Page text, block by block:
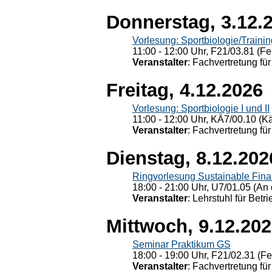
Donnerstag,
Vorlesung: Sportbiologie/
11:00 - 12:00 Uhr, F21/03.81
Veranstalter: Fachvertretung
Freitag, 4.12.2026
Vorlesung: Sportbiologie I und II
11:00 - 12:00 Uhr, KÄ7/00.10
Veranstalter: Fachvertretung
Dienstag,
Ringvorlesung Sustainable
18:00 - 21:00 Uhr, U7/01.05
Veranstalter: Lehrstuhl für
Mittwoch,
Seminar Praktikum GS
18:00 - 19:00 Uhr, F21/02.31
Veranstalter: Fachvertretung